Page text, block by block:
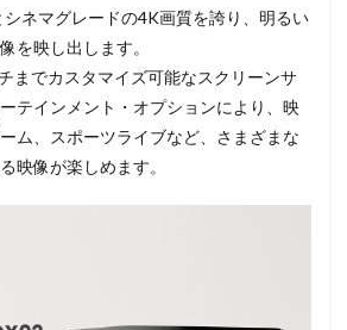
ネマグレードの4K画質を誇り、 明るい
を映し出します。
までカスタマイズ可能なスクリーンサ
テインメント・オプションにより、映
ム、スポーツライブなど、 さまざまな
映像が楽しめます。